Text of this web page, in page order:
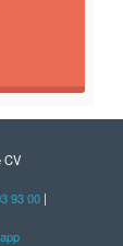
CV
93 00|